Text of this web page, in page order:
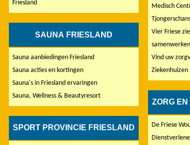
Friesland
SAUNA FRIESLAND
Sauna aanbiedingen Friesland‎
Sauna acties en kortingen
Sauna's in Friesland ervaringen
Sauna, Wellness & Beautyresort
SPORT PROVINCIE FRIESLAND
Medisch
Vier Friese
samenwerken
Vind uw
Ziekenhuizen
ZORG
De Friese